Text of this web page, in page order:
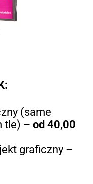
(same
tle) – od 40,00
graficzny –